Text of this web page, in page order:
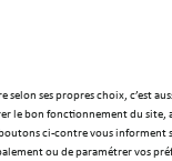
15 agences
selon ses propres choix, c’est
le bon fonctionnement du
ci-contre vous
ou de paramétrer vos